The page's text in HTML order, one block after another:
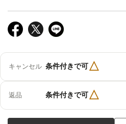
キャンセル 条件付きで可△
返品 条件付きで可△